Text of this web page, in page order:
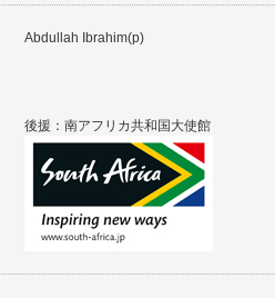
Abdullah Ibrahim(p)
後援：南アフリカ共和国大使館